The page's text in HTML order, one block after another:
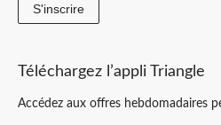
S'inscrire
Téléchargez l’appli Triangle
Accédez aux offres hebdomadaires